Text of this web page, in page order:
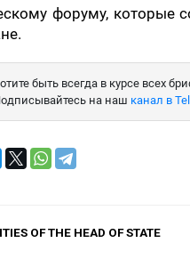
форуму, которые
быть всегда в курсе всех
на наш канал в
OF THE HEAD OF STATE